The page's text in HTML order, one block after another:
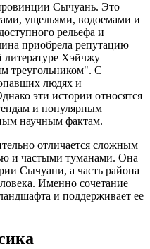
Сычуань. Это
ущельями, водоемами и
рельефа и
приобрела репутацию
литературе Хэйчжу
треугольником". С
людях и
эти истории относятся
и популярным
научным фактам.
отличается сложным
и частыми туманами. Она
Сычуани, а часть района
Именно сочетание
и поддерживает ее